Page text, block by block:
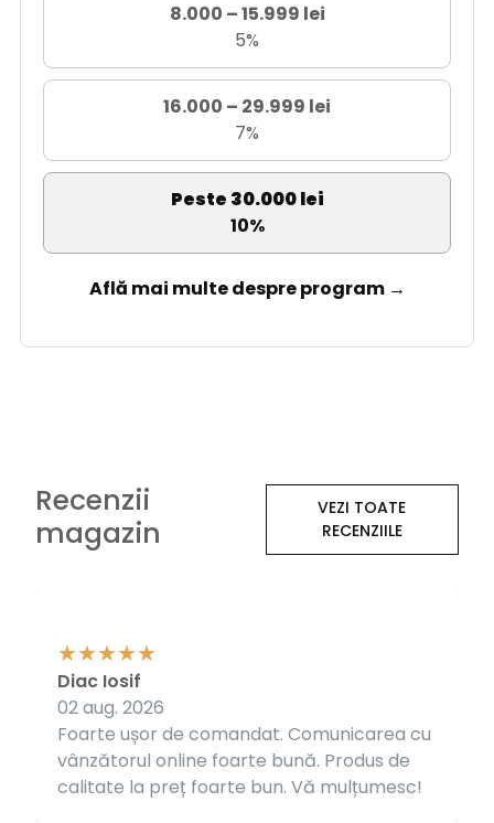
8.000 – 15.999 lei
5%
16.000 – 29.999 lei
7%
Peste 30.000 lei
10%
Află mai multe despre program →
Recenzii
magazin
VEZI TOATE
RECENZIILE
Foarte ușor de comandat. Comunicarea cu
vânzătorul online foarte bună. Produs de
calitate la preț foarte bun. Vă mulțumesc!
Diac Iosif
02 aug. 2026